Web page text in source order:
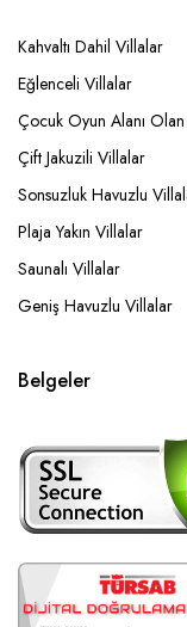
Kahvaltı Dahil Villalar
Eğlenceli Villalar
Çocuk Oyun Alanı
Çift Jakuzili Villalar
Sonsuzluk Havuzlu
Plaja Yakın Villalar
Saunalı Villalar
Geniş Havuzlu Villalar
Belgeler